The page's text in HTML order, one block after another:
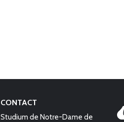
CONTACT
Studium de Notre-Dame de